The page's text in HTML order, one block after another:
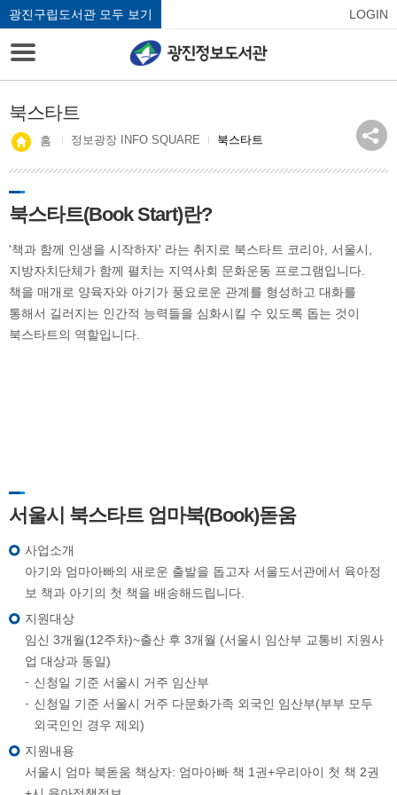
광진구립도서관 모두 보기 LOGIN
북스타트
홈 정보광장 INFO SQUARE 북스타트
북스타트(Book Start)란?
'책과 함께 인생을 시작하자' 라는 취지로 북스타트 코리아, 서울시,
지방자치단체가 함께 펼치는 지역사회 문화운동 프로그램입니다.
책을 매개로 양육자와 아기가 풍요로운 관계를 형성하고 대화를
통해서 길러지는 인간적 능력들을 심화시킬 수 있도록 돕는 것이
북스타트의 역할입니다.
서울시 북스타트 엄마북(Book)돋움
사업소개
아기와 엄마아빠의 새로운 출발을 돕고자 서울도서관에서 육아정
보 책과 아기의 첫 책을 배송해드립니다.
지원대상
임신 3개월(12주차)~출산 후 3개월 (서울시 임산부 교통비 지원사
업 대상과 동일)
신청일 기준 서울시 거주 임산부
신청일 기준 서울시 거주 다문화가족 외국인 임산부(부부 모두
외국인인 경우 제외)
지원내용
서울시 엄마 북돋움 책상자: 엄마아빠 책 1권+우리아이 첫 책 2권